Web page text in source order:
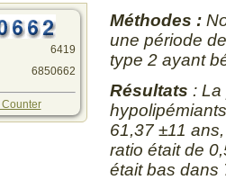
6419
6850662
Méthodes :
une période
type 2 ayant
Résultats :
61,37 ±11
ratio était de
était bas dans